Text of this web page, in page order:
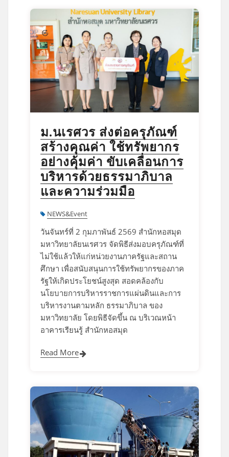
ม.นเรศวร ส่งต่อครุภัณฑ์
สร้างคุณค่า ใช้ทรัพยากร
อย่างคุ้มค่า ขับเคลื่อนการ
บริหารด้วยธรรมาภิบาล
และความร่วมมือ
NEWS&Event
วันจันทร์ที่ 2 กุมภาพันธ์ 2569 สำนักหอสมุด
มหาวิทยาลัยนเรศวร จัดพิธีส่งมอบครุภัณฑ์ที่
ไม่ใช้แล้วให้แก่หน่วยงานภาครัฐและสถาน
ศึกษา เพื่อสนับสนุนการใช้ทรัพยากรของภาค
รัฐให้เกิดประโยชน์สูงสุด สอดคล้องกับ
นโยบายการบริหารราชการแผ่นดินและการ
บริหารงานตามหลัก ธรรมาภิบาล ของ
มหาวิทยาลัย โดยพิธีจัดขึ้น ณ บริเวณหน้า
อาคารเรียนรู้ สำนักหอสมุด
Read More